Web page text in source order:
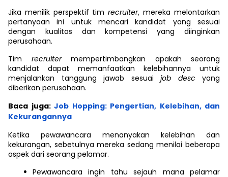
Jika menilik perspektif timrecruiter, mereka melontarkan
pertanyaan ini untuk mencari kandidat yang sesuai
dengan kualitas dan kompetensi yang diinginkan
perusahaan.
Tim recruitermempertimbangkan apakah seorang
kandidat dapat memanfaatkan kelebihannya untuk
menjalankan tanggung jawab sesuai job desc yang
diberikan perusahaan.
Baca juga: Job Hopping: Pengertian, Kelebihan, dan
Kekurangannya
Ketika pewawancara menanyakan kelebihan dan
kekurangan, sebetulnya mereka sedang menilai beberapa
aspek dari seorang pelamar.
Pewawancara ingin tahu sejauh mana pelamar